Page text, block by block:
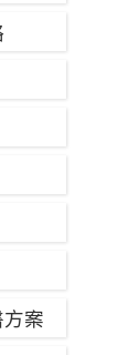
案